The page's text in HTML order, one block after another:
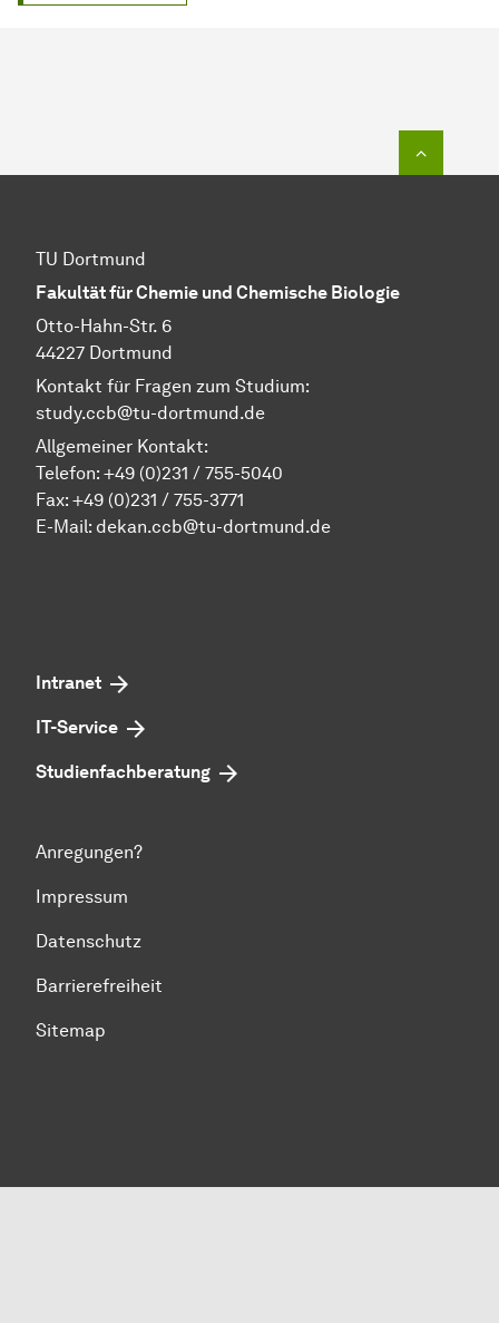
TU Dortmund
Fakultät für Chemie und Chemische Biologie
Otto-Hahn-Str. 6
44227 Dortmund
Kontakt für Fragen zum Studium:
study.ccb@tu-dortmund.de
Allgemeiner Kontakt:
Telefon: +49 (0)231 / 755-5040
Fax: +49 (0)231 / 755-3771
E-Mail: dekan.ccb@tu-dortmund.de
Intranet
IT-Service
Studienfachberatung
Anregungen?
Impressum
Datenschutz
Barrierefreiheit
Sitemap